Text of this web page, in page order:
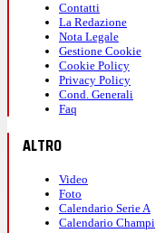
Contatti
La Redazione
Nota Legale
Gestione Cookie
Cookie Policy
Privacy Policy
Cond. Generali
Faq
ALTRO
Video
Foto
Calendario Serie A
Calendario